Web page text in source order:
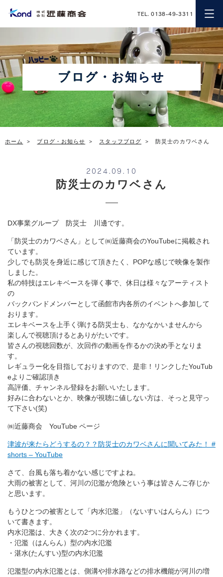
近藤商会
TEL. 0138-49-3311
ブログ・お知らせ
ホーム ブログ・お知らせ スタッフブログ 防災士のカワベさん
2024.09.10
防災士のカワベさん
DX事業グループ 防災士 川邊です。
「防災士のカワベさん」として㈱近藤商会のYouTubeに掲載され
ています。
少しでも防災を身近に感じて頂きたく、POPな感じで映像を製作
しました。
私の特技はエレキベースを弾く事で、休日は様々なアーティスト
の
バックバンドメンバーとして函館市内各所のイベントへ参加して
おります。
エレキベースを上手く弾ける防災士も、なかなかいませんから
楽しんで視聴頂けるとありがたいです。
皆さんの視聴回数が、次回作の動画を作るかの決め手となりま
す。
レギュラー化を目指しておりますので、是非！リンクしたYouTub
eよりご確認頂き
高評価、チャンネル登録をお願いいたします。
好みに合わないとか、映像が視聴に値しない方は、そっと見守っ
て下さい(笑)
㈱近藤商会 YouTube ページ
津波が来たらどうするの？？防災士のカワベさんに聞いてみた！ #
shorts – YouTube
さて、台風も落ち着かない感じですよね。
大雨の被害として、河川の氾濫が危険という事は皆さんご存じか
と思います。
もうひとつの被害として 「内水氾濫」（ないすいはんらん）につ
いて書きます。
内水氾濫は、大きく次の2つに分かれます。
・氾濫（はんらん）型の内水氾濫
・湛水(たんすい)型の内水氾濫
氾濫型の内水氾濫とは、側溝や排水路などの排水機能が河川の増